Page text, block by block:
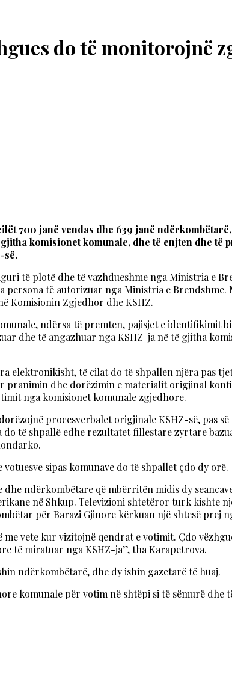
do të monitorojnë
700 janë vendas dhe 639 janë
komisionet komunale, dhe të enjten dhe të
së.
të plotë dhe të vazhdueshme nga Ministria e
të autorizuar nga Ministria e
Komisionin Zgjedhor dhe KSHZ.
ndërsa të premten, pajisjet e identifikimit
dhe të angazhuar nga KSHZ-ja në të gjitha
elektronikisht, të cilat do të shpallen njëra pas
pranimin dhe dorëzimin e materialit origjinal
nga komisionet komunale zgjedhore.
procesverbalet origjinale KSHZ-së, pas së
të shpallë edhe rezultatet fillestare zyrtare
sipas komunave do të shpallet çdo dy orë.
ndërkombëtare që mbërritën midis dy
në Shkup. Televizioni shtetëror turk kishte
për Barazi Gjinore kërkuan një shtesë prej
vete kur vizitojnë qendrat e votimit. Çdo
të miratuar nga KSHZ-ja”, tha Karapetrova.
ndërkombëtarë, dhe dy ishin gazetarë të huaj.
komunale për votim në shtëpi si të sëmurë dhe